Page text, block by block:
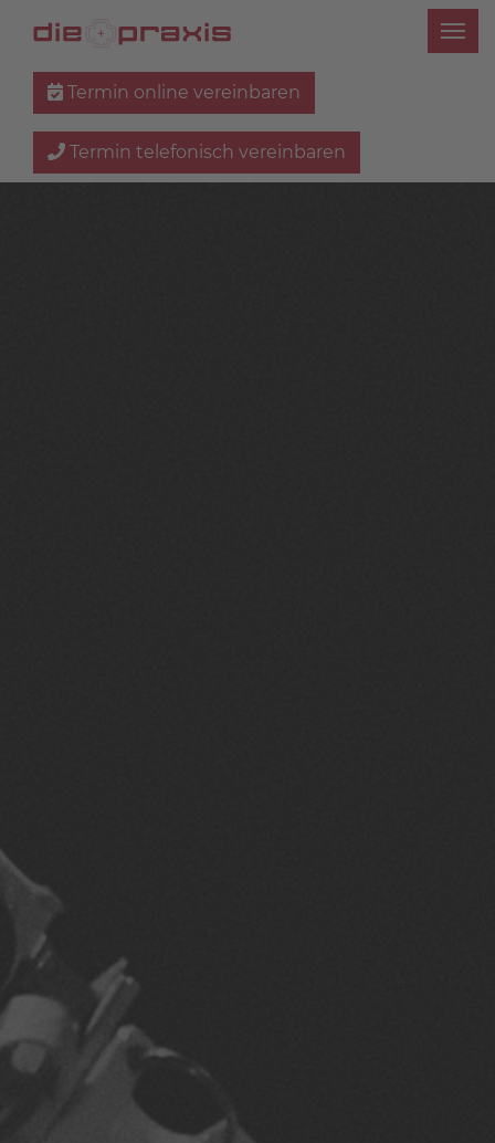
Termin online vereinbaren
Termin telefonisch vereinbaren